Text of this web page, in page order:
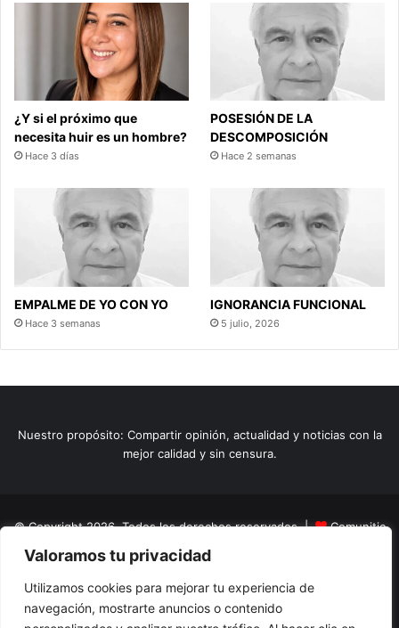
Valoramos tu privacidad
Utilizamos cookies para mejorar tu experiencia de
navegación, mostrarte anuncios o contenido
¿Y si el próximo que
necesita huir es un hombre?
Hace 3 días
POSESIÓN DE LA
DESCOMPOSICIÓN
Hace 2 semanas
EMPALME DE YO CON YO
Hace 3 semanas
IGNORANCIA FUNCIONAL
5 julio, 2026
Nuestro propósito: Compartir opinión, actualidad y noticias con la
mejor calidad y sin censura.
© Copyright 2026, Todos los derechos reservados |
Comunitic
SAS BICNit 901228106
Home
Actualidad Variedades Opinion Turismo
El Tinteadero
Caricaturas Reportajes